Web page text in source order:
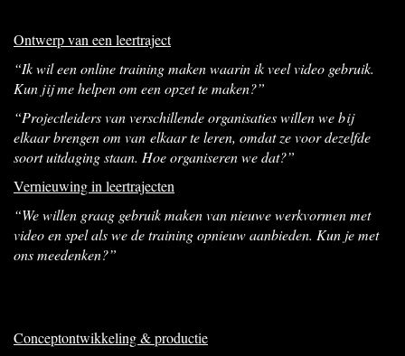
Ontwerp van een leertraject
“Ik wil een online training maken waarin ik veel video gebruik.
Kun jij me helpen om een opzet te maken?”
“Projectleiders van verschillende organisaties willen we bij
elkaar brengen om van elkaar te leren, omdat ze voor dezelfde
soort uitdaging staan. Hoe organiseren we dat?”
Vernieuwing in leertrajecten
“We willen graag gebruik maken van nieuwe werkvormen met
video en spel als we de training opnieuw aanbieden. Kun je met
ons meedenken?”
Conceptontwikkeling & productie